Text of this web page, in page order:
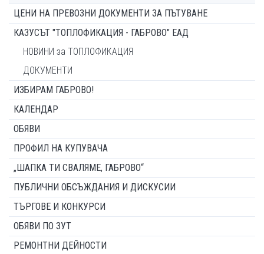
ЦЕНИ НА ПРЕВОЗНИ ДОКУМЕНТИ ЗА ПЪТУВАНЕ
КАЗУСЪТ "ТОПЛОФИКАЦИЯ - ГАБРОВО" ЕАД
НОВИНИ за ТОПЛОФИКАЦИЯ
ДОКУМЕНТИ
ИЗБИРАМ ГАБРОВО!
КАЛЕНДАР
ОБЯВИ
ПРОФИЛ НА КУПУВАЧА
„ШАПКА ТИ СВАЛЯМЕ, ГАБРОВО“
ПУБЛИЧНИ ОБСЪЖДАНИЯ И ДИСКУСИИ
ТЪРГОВЕ И КОНКУРСИ
ОБЯВИ ПО ЗУТ
РЕМОНТНИ ДЕЙНОСТИ